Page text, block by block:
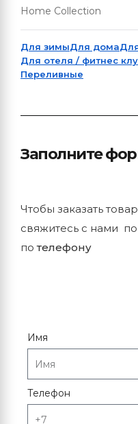
Home Collection
Для зимыДля дома
Для отеля / фитнес
Переливные
Заполните
Чтобы заказать
свяжитесь с нами по
потелефону
Имя
Телефон